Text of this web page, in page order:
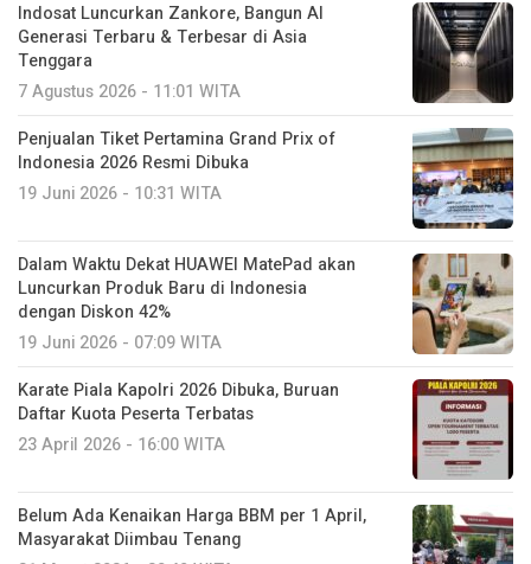
Indosat Luncurkan Zankore, Bangun AI
Generasi Terbaru & Terbesar di Asia
Tenggara
7 Agustus 2026 - 11:01 WITA
Penjualan Tiket Pertamina Grand Prix of
Indonesia 2026 Resmi Dibuka
19 Juni 2026 - 10:31 WITA
Dalam Waktu Dekat HUAWEI MatePad akan
Luncurkan Produk Baru di Indonesia
dengan Diskon 42%
19 Juni 2026 - 07:09 WITA
Karate Piala Kapolri 2026 Dibuka, Buruan
Daftar Kuota Peserta Terbatas
23 April 2026 - 16:00 WITA
Belum Ada Kenaikan Harga BBM per 1 April,
Masyarakat Diimbau Tenang